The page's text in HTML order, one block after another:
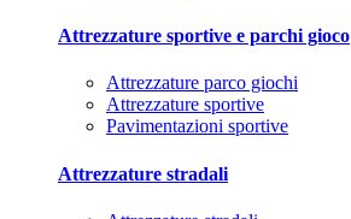
Attrezzature sportive e parchi gioco
Attrezzature parco giochi
Attrezzature sportive
Pavimentazioni sportive
Attrezzature stradali